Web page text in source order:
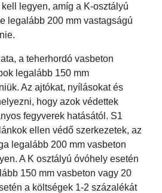
legyen, amíg a K-osztályú
legalább 200 mm vastagságú
a teherhordó vasbeton
legalább 150 mm
Az ajtókat, nyílásokat és
hogy azok védettek
fegyverek hatásától. S1
ellen védő szerkezetek, az
legalább 200 mm vasbeton
A K osztályú óvóhely esetén
150 mm vasbeton vagy 20
a költségek 1-2 százalékát